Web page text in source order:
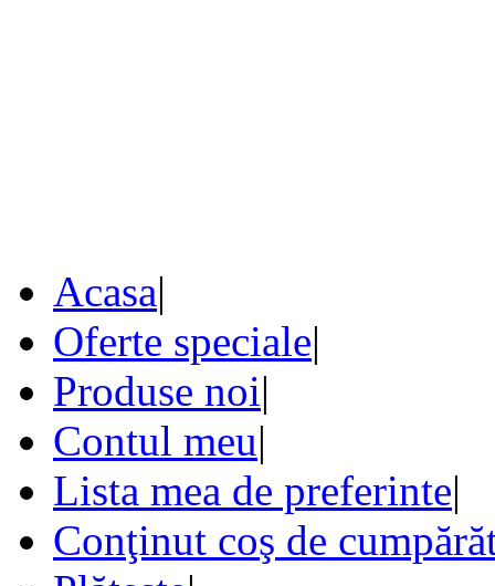
Acasa|
Oferte speciale|
Produse noi|
Contul meu|
Lista mea de preferinte|
Conţinut coş de